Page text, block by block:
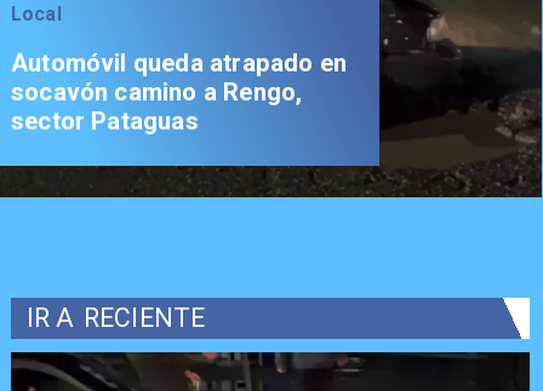
Local
Automóvil queda atrapado en
socavón camino a Rengo,
sector Pataguas
IR A RECIENTE